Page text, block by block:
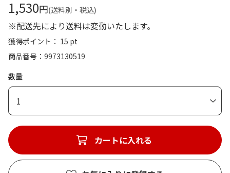
1,530円(送料別・税込)
※配送先により送料は変動いたします。
獲得ポイント： 15 pt
商品番号
9973130519
数量
1
カートに入れる